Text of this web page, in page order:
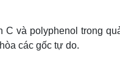
C và polyphenol trong
các gốc tự do.